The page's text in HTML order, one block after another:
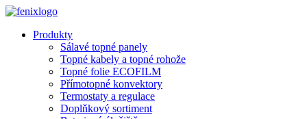
Přejít k hlavnímu obsahu
Produkty
Sálavé topné panely
Topné kabely a topné rohože
Topné folie ECOFILM
Přímotopné konvektory
Termostaty a regulace
Doplňkový sortiment